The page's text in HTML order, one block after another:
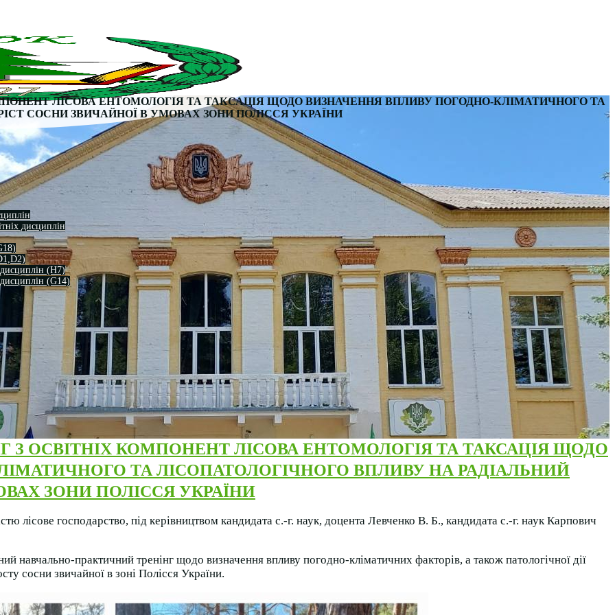
дисциплін
(H7)
(G14)
ЛІСОВА ЕНТОМОЛОГІЯ ТА ТАКСАЦІЯ ЩОДО ВИЗНАЧЕННЯ ВПЛИВУ ПОГОДНО-КЛІМАТИЧНОГО ТА
СОСНИ ЗВИЧАЙНОЇ В УМОВАХ ЗОНИ ПОЛІССЯ УКРАЇНИ
З ОСВІТНІХ КОМПОНЕНТ ЛІСОВА ЕНТОМОЛОГІЯ ТА ТАКСАЦІЯ ЩОДО
ТА ЛІСОПАТОЛОГІЧНОГО ВПЛИВУ НА РАДІАЛЬНИЙ
ЗОНИ ПОЛІССЯ УКРАЇНИ
лісове господарство, під керівництвом кандидата с.-г. наук, доцента Левченко В. Б., кандидата с.-г. наук Карпович
навчально-практичний тренінг щодо визначення впливу погодно-кліматичних факторів, а також патологічної дії
сосни звичайної в зоні Полісся України.